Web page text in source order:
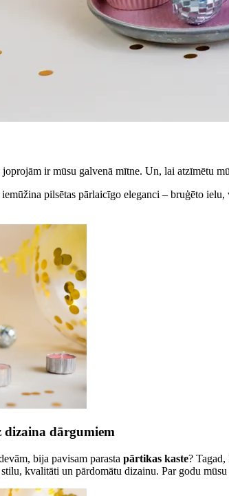
ir mūsu galvenā mītne. Un, lai atzīmētu
pilsētas pārlaicīgo eleganci – bruģēto
dārgumiem
bija pavisam parasta pārtikas kaste?
kvalitāti un pārdomātu dizainu. Par godu